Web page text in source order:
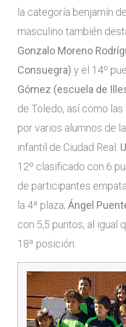
la categoría benjamín
masculino también
Gonzalo Moreno
Consuegra) y el 14º
Gómez (escuela de
de Toledo, así como
por varios alumnos de
infantil de Ciudad Real:
12º clasificado con 6
de participantes
la 4ª plaza; Ángel
con 5,5 puntos, al igual
18ª posición.